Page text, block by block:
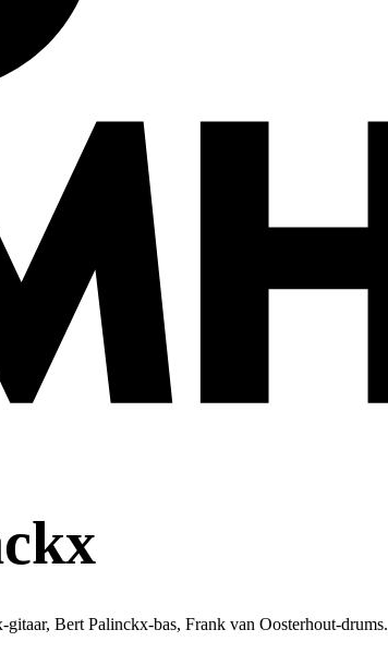
gitaar, Bert Palinckx-bas, Frank van Oosterhout-drums.